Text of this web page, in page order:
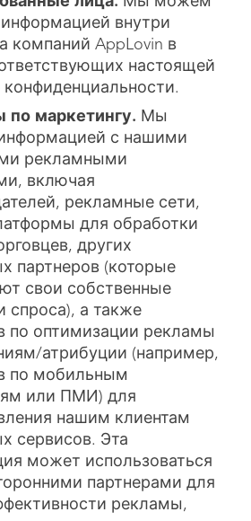
внутри
компаний AppLovin в
настоящей
конфиденциальности.
по маркетингу. Мы
с нашими
рекламными
включая
рекламные сети,
для обработки
других
партнеров (которые
свои собственные
спроса), а также
по оптимизации рекламы
атрибуции (например,
по мобильным
или ПМИ) для
нашим клиентам
сервисов. Эта
может использоваться
партнерами для
рекламы,